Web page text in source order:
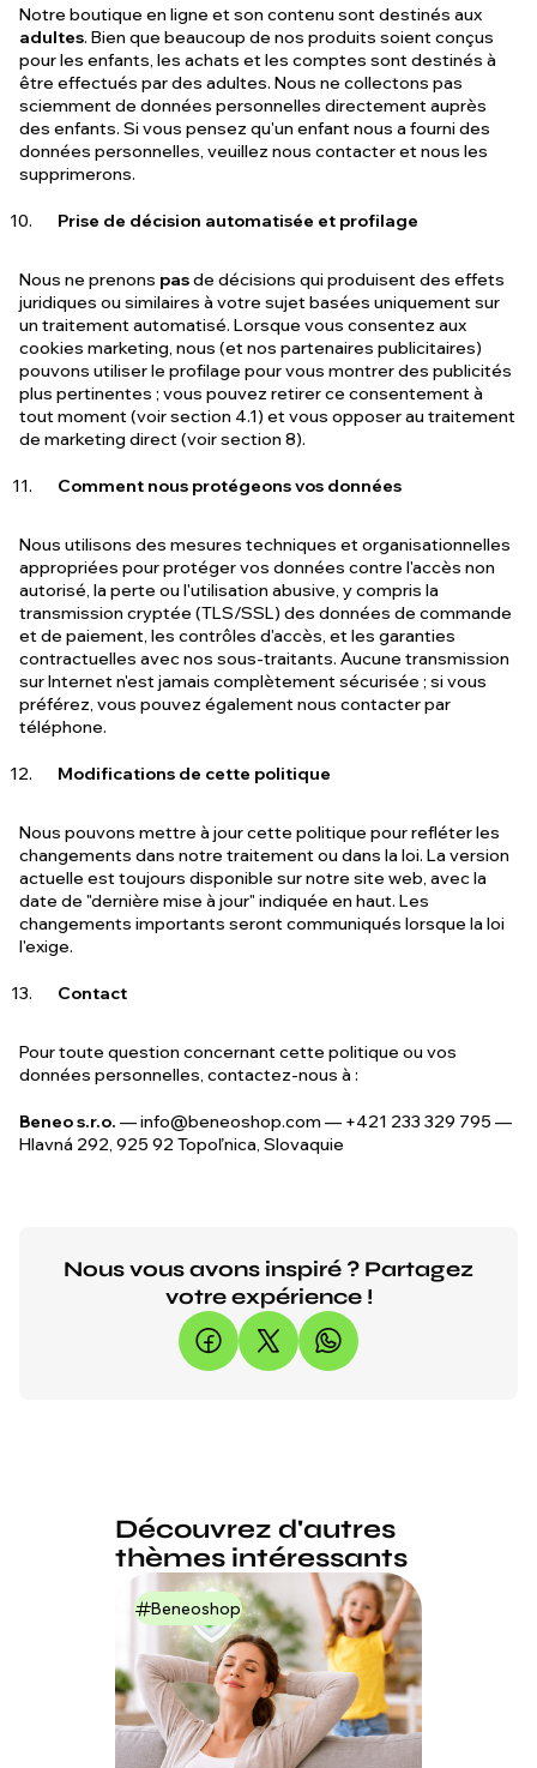
Notre boutique en ligne et son contenu sont destinés aux
adultes. Bien que beaucoup de nos produits soient conçus
pour les enfants, les achats et les comptes sont destinés à
être effectués par des adultes. Nous ne collectons pas
sciemment de données personnelles directement auprès
des enfants. Si vous pensez qu'un enfant nous a fourni des
données personnelles, veuillez nous contacter et nous les
supprimerons.
Prise de décision automatisée et profilage
Nous ne prenons pasde décisions qui produisent des effets
juridiques ou similaires à votre sujet basées uniquement sur
un traitement automatisé. Lorsque vous consentez aux
cookies marketing, nous (et nos partenaires publicitaires)
pouvons utiliser le profilage pour vous montrer des publicités
plus pertinentes ; vous pouvez retirer ce consentement à
tout moment (voir section 4.1) et vous opposer au traitement
de marketing direct (voir section 8).
Comment nous protégeons vos données
Nous utilisons des mesures techniques et organisationnelles
appropriées pour protéger vos données contre l'accès non
autorisé, la perte ou l'utilisation abusive, y compris la
transmission cryptée (TLS/SSL) des données de commande
et de paiement, les contrôles d'accès, et les garanties
contractuelles avec nos sous-traitants. Aucune transmission
sur Internet n'est jamais complètement sécurisée ; si vous
préférez, vous pouvez également nous contacter par
téléphone.
Modifications de cette politique
Nous pouvons mettre à jour cette politique pour refléter les
changements dans notre traitement ou dans la loi. La version
actuelle est toujours disponible sur notre site web, avec la
date de "dernière mise à jour" indiquée en haut. Les
changements importants seront communiqués lorsque la loi
l'exige.
Contact
Pour toute question concernant cette politique ou vos
données personnelles, contactez-nous à :
Beneo s.r.o. —info@beneoshop.com — +421 233 329 795 —
Hlavná 292, 925 92 Topoľnica, Slovaquie
Nous vous avons inspiré ? Partagez
votre expérience !
Découvrez d'autres
thèmes intéressants
Beneoshop